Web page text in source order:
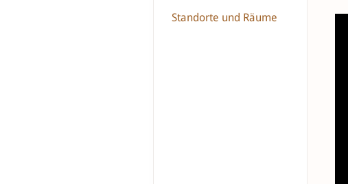
Standorte und Räume